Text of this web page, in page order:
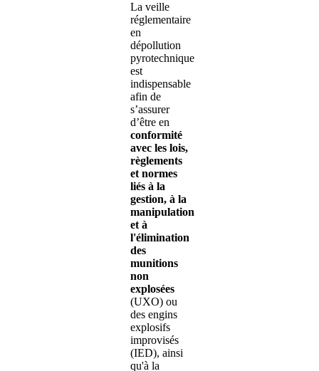
La veille
réglementaire
en
dépollution
pyrotechnique
est
indispensable
afin de
s’assurer
d’être en
conformité
avec les lois,
règlements
et normes
liés à la
gestion, à la
manipulation
et à
l'élimination
des
munitions
non
explosées
(UXO) ou
des engins
explosifs
improvisés
(IED), ainsi
qu'à la